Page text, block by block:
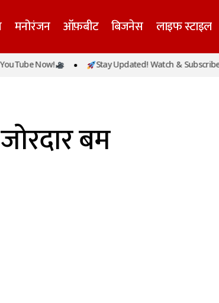
मनोरंजन ऑफ़बीट बिजनेस लाइफ स्टाइल
Now! Stay Updated! Watch & Subscribe
बम